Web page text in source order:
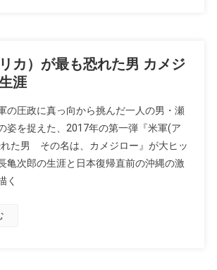
カ）が最も恐れた男 カメジ
涯
の圧政に真っ向から挑んだ一人の男・瀬
姿を捉えた、2017年の第一弾『米軍(ア
た男 その名は、カメジロー』が大ヒッ
亀次郎の生涯と日本復帰直前の沖縄の激
く